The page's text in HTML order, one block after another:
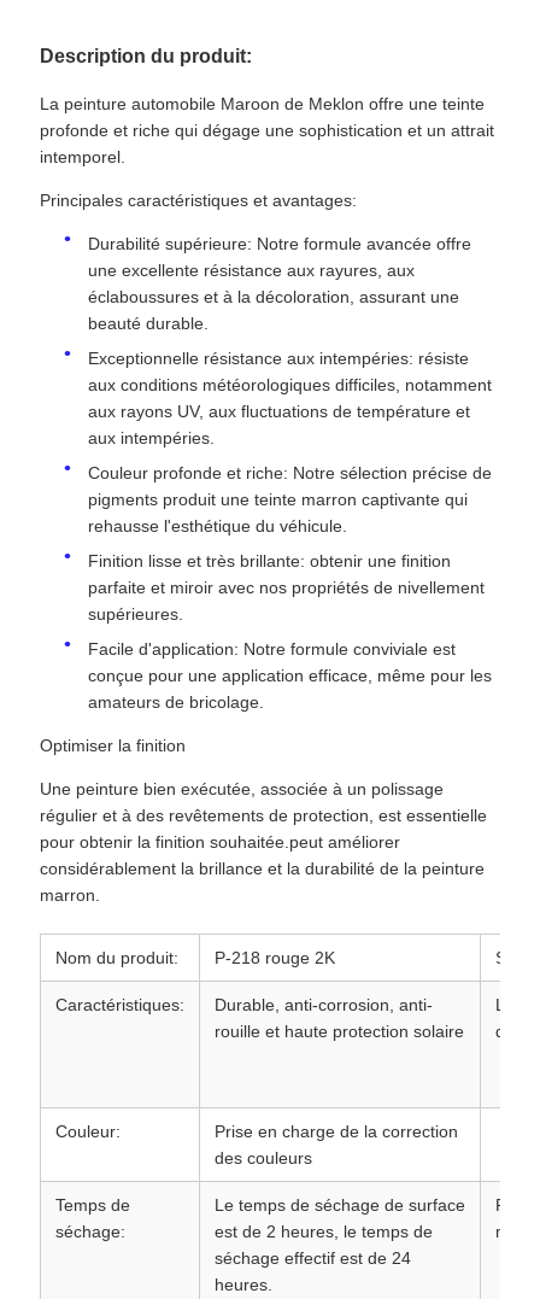
Description du produit:
La peinture automobile Maroon de Meklon offre une teinte
profonde et riche qui dégage une sophistication et un attrait
intemporel.
Principales caractéristiques et avantages:
Durabilité supérieure: Notre formule avancée offre
une excellente résistance aux rayures, aux
éclaboussures et à la décoloration, assurant une
beauté durable.
Exceptionnelle résistance aux intempéries: résiste
aux conditions météorologiques difficiles, notamment
aux rayons UV, aux fluctuations de température et
aux intempéries.
Couleur profonde et riche: Notre sélection précise de
pigments produit une teinte marron captivante qui
rehausse l'esthétique du véhicule.
Finition lisse et très brillante: obtenir une finition
parfaite et miroir avec nos propriétés de nivellement
supérieures.
Facile d'application: Notre formule conviviale est
conçue pour une application efficace, même pour les
amateurs de bricolage.
Optimiser la finition
Une peinture bien exécutée, associée à un polissage
régulier et à des revêtements de protection, est essentielle
pour obtenir la finition souhaitée.peut améliorer
considérablement la brillance et la durabilité de la peinture
marron.
Nom du produit: P-218 rouge 2K
Caractéristiques:
Durable, anti-corrosion, anti-
rouille et haute protection solaire
Le
Couleur:
Prise en charge de la correction
des couleurs
Temps de
séchage:
Le temps de séchage de surface
est de 2 heures, le temps de
séchage effectif est de 24
heures.
Ratio